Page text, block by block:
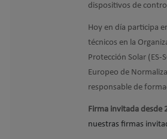
dispositivos de
Hoy en día participa
técnicos en la
Protección Solar (ES-
Europeo de
responsable de
Firma invitada desde
nuestras firmas